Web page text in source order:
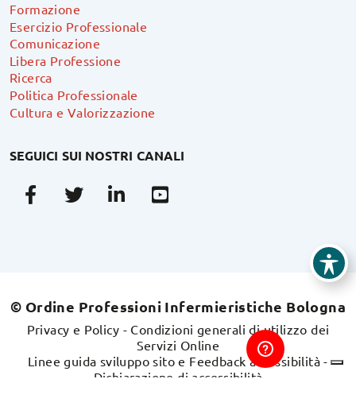
Formazione
Esercizio Professionale
Comunicazione
Libera Professione
Ricerca
Politica Professionale
Cultura e Valorizzazione
SEGUICI SUI NOSTRI CANALI
FacebookTwitterLinkedin
© Ordine Professioni Infermieristiche Bologna
Privacy e Policy - Condizioni generali di utilizzo dei
Servizi Online
Linee guida sviluppo sito e Feedback accessibilità -
Dichiarazione di accessibilità